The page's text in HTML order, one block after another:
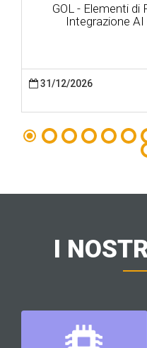
GOL - Elementi
Integrazione AI
31/12/2026
I